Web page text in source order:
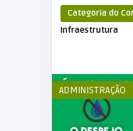
Categoria do
Infraestrutura
ADMINISTRAÇÃO